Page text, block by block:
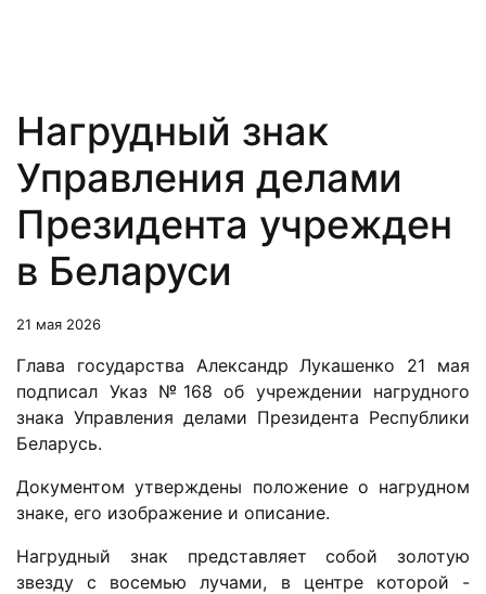
Нагрудный знак
Управления делами
Президента учрежден
в Беларуси
21 мая 2026
Глава государства Александр Лукашенко 21 мая
подписал Указ №168 об учреждении нагрудного
знака Управления делами Президента Республики
Беларусь.
Документом утверждены положение о нагрудном
знаке, его изображение и описание.
Нагрудный знак представляет собой золотую
звезду с восемью лучами, в центре которой -